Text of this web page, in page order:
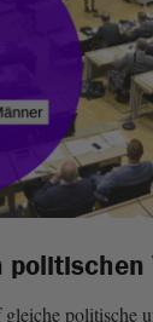
politischen
politische